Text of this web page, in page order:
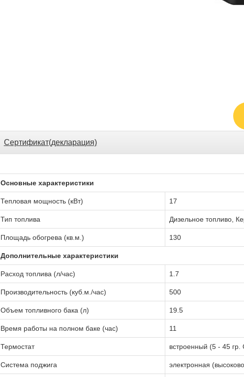
Сертификат(декларация)
Основные характеристики
Тепловая мощность (кВт) 17
Тип топлива Дизельное топливо,
Площадь обогрева (кв.м.) 130
Дополнительные характеристики
Расход топлива (л/час) 1.7
Производительность (куб.м./час) 500
Объем топливного бака (л) 19.5
Время работы на полном баке (час) 11
Термостат встроенный (5 - 45 гр.
Система поджига электронная